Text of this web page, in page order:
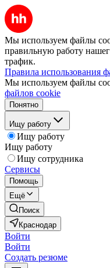
Мы используем файлы
правильную работу
трафик.
Правила использования
Мы используем файлы
файлов cookie
Понятно
Ищу работу
Ищу работу
Ищу работу
Ищу сотрудника
Сервисы
Помощь
Ещё
Поиск
Краснодар
Войти
Войти
Создать резюме